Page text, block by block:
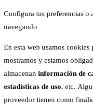
Configura tus preferencias o
navegando
En esta web usamos cookies
mostramos y estamos
almacenan información de
estadísticas de uso, etc.
proveedor tienen como